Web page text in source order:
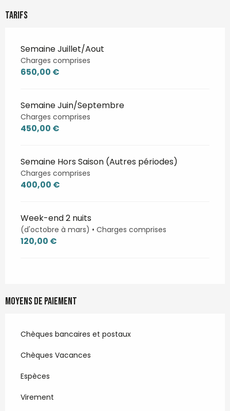
Tarifs
Semaine Juillet/Aout
Charges comprises
650,00 €
Semaine Juin/Septembre
Charges comprises
450,00 €
Semaine Hors Saison (Autres périodes)
Charges comprises
400,00 €
Week-end 2 nuits
(d'octobre à mars) • Charges comprises
120,00 €
Moyens de paiement
Chèques bancaires et postaux
Chèques Vacances
Espèces
Virement